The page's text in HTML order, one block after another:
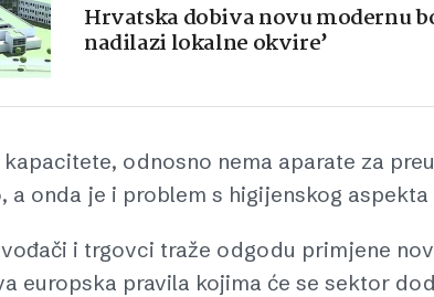
Hrvatska dobiva novu modernu
nadilazi lokalne okvire’
kapacitete, odnosno nema aparate za
a onda je i problem s higijenskog aspekta
i trgovci traže odgodu primjene
europska pravila kojima će se sektor